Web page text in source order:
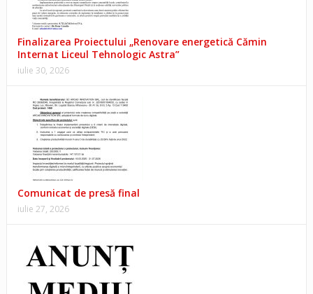
Finalizarea Proiectului „Renovare energetică Cămin
Internat Liceul Tehnologic Astra”
iulie 30, 2026
Comunicat de presă final
iulie 27, 2026